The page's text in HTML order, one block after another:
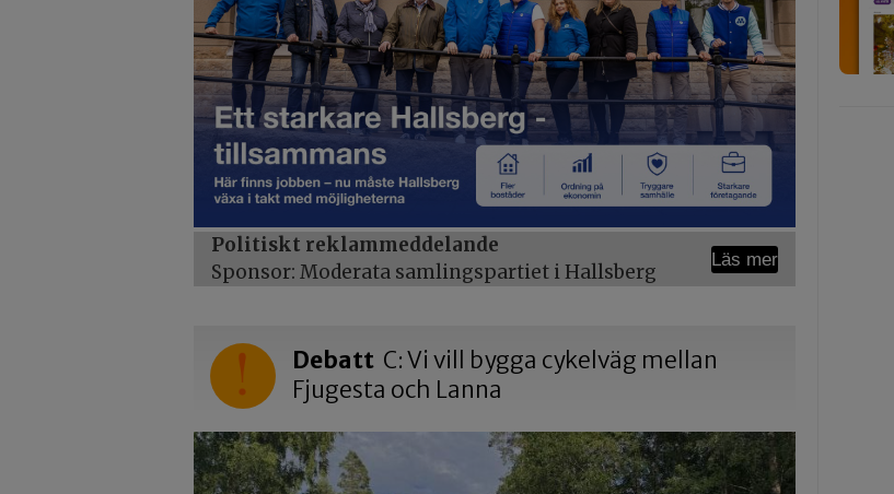
Politiskt reklammeddelande
Sponsor: Moderata samlingspartiet i Hallsberg
Läs mer
Debatt C: Vi vill bygga cykelväg mellan
Fjugesta och Lanna